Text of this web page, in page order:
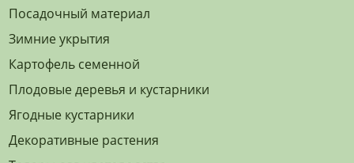
Посадочный материал
Зимние укрытия
Картофель семенной
Плодовые деревья и кустарники
Ягодные кустарники
Декоративные растения